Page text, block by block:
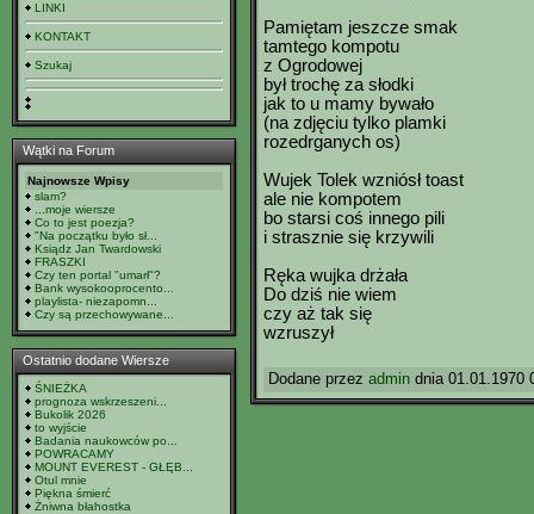
LINKI
KONTAKT
Szukaj
Wątki na Forum
Najnowsze Wpisy
slam?
...moje wiersze
Co to jest poezja?
"Na początku było sł...
Ksiądz Jan Twardowski
FRASZKI
Czy ten portal "umarł"?
Bank wysokooprocento...
playlista- niezapomn...
Czy są przechowywane...
Ostatnio dodane Wiersze
ŚNIEŻKA
prognoza wskrzeszeni...
Bukolik 2026
to wyjście
Badania naukowców po...
POWRACAMY
MOUNT EVEREST - GŁĘB...
Otul mnie
Piękna śmierć
Żniwna błahostka
Pamiętam jeszcze smak
tamtego kompotu
z Ogrodowej
był trochę za słodki
jak to u mamy bywało
(na zdjęciu tylko plamki
rozedrganych os)
Wujek Tolek wzniósł toast
ale nie kompotem
bo starsi coś innego pili
i strasznie się krzywili
Ręka wujka drżała
Do dziś nie wiem
czy aż tak się
wzruszył
Dodane przez admin dnia 01.01.1970